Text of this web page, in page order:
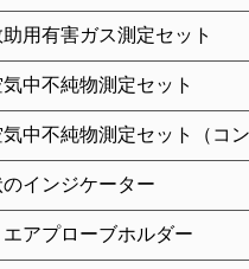
用有害ガス測定セット
中不純物測定セット
中不純物測定セット（コ
インジケーター
アプローブホルダー